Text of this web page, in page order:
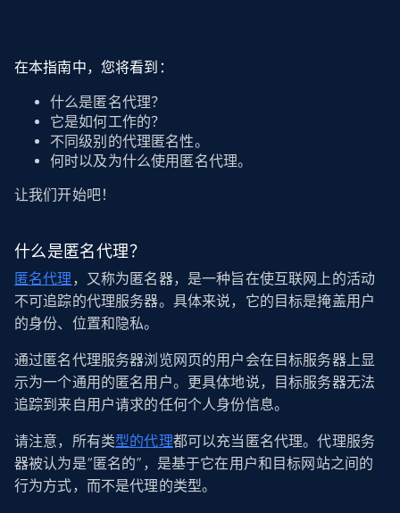
在本指南中，您将看到：
什么是匿名代理？
它是如何工作的？
不同级别的代理匿名性。
何时以及为什么使用匿名代理。
让我们开始吧！
什么是匿名代理？
匿名代理 ，又称为匿名器，是一种旨在使互联网上的活动
不可追踪的代理服务器。具体来说，它的目标是掩盖用户
的身份、位置和隐私。
通过匿名代理服务器浏览网页的用户会在目标服务器上显
示为一个通用的匿名用户。更具体地说，目标服务器无法
追踪到来自用户请求的任何个人身份信息。
请注意，所有类型的代理都可以充当匿名代理。代理服务
器被认为是“匿名的”，是基于它在用户和目标网站之间的
行为方式，而不是代理的类型。